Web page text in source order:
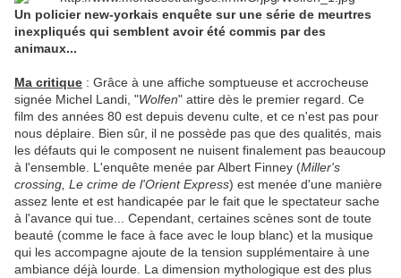
Un policier new-yorkais enquête sur une série de meurtres
inexpliqués qui semblent avoir été commis par des
animaux...
Ma critique : Grâce à une affiche somptueuse et accrocheuse
signée Michel Landi, "Wolfen" attire dès le premier regard. Ce
film des années 80 est depuis devenu culte, et ce n'est pas pour
nous déplaire. Bien sûr, il ne possède pas que des qualités, mais
les défauts qui le composent ne nuisent finalement pas beaucoup
à l'ensemble. L'enquête menée par Albert Finney (Miller's
crossing, Le crime de l'Orient Express) est menée d'une manière
assez lente et est handicapée par le fait que le spectateur sache
à l'avance qui tue... Cependant, certaines scènes sont de toute
beauté (comme le face à face avec le loup blanc) et la musique
qui les accompagne ajoute de la tension supplémentaire à une
ambiance déjà lourde. La dimension mythologique est des plus